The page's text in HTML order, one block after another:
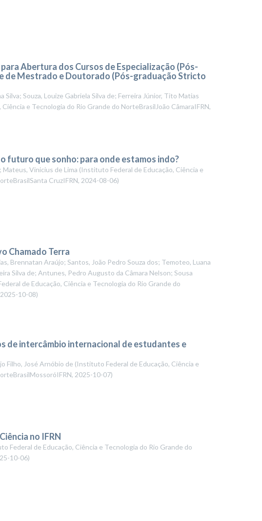
Abertura dos Cursos de Especialização (Pós-
de Mestrado e Doutorado (Pós-graduação Stricto
Silva; Souza, Louize Gabriela Silva de; Ferreira Júnior, Tito Matias
e Tecnologia do Rio Grande do NorteBrasilJoão CâmaraIFRN,
futuro que sonho: para onde estamos indo?
Mateus, Vinicius de Lima (Instituto Federal de Educação, Ciência e
CruzIFRN, 2024-08-06)
Chamado Terra
Brennatan Araújo; Santos, João Pedro Souza dos; Temoteo, Luana
Silva de; Antunes, Pedro Augusto da Câmara Nelson; Sousa
de Educação, Ciência e Tecnologia do Rio Grande do
2025-10-08)
de intercâmbio internacional de estudantes e
Filho, José Arnóbio de (Instituto Federal de Educação, Ciência e
, 2025-10-07)
no IFRN
Federal de Educação, Ciência e Tecnologia do Rio Grande do
10-06)